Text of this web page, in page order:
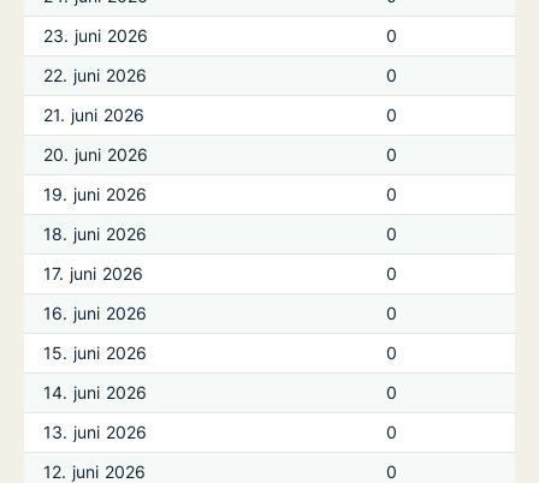
23. juni 2026
0
22. juni 2026
0
21. juni 2026
0
20. juni 2026
0
19. juni 2026
0
18. juni 2026
0
17. juni 2026
0
16. juni 2026
0
15. juni 2026
0
14. juni 2026
0
13. juni 2026
0
12. juni 2026
0